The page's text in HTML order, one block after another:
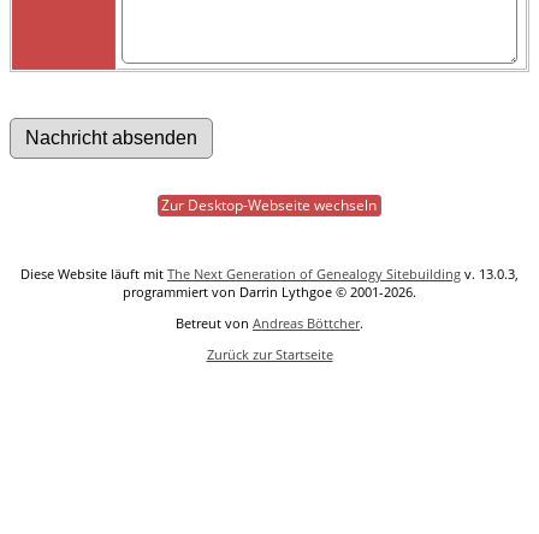
Zur Desktop-Webseite wechseln
Diese Website läuft mit The Next Generation of Genealogy Sitebuilding v. 13.0.3,
programmiert von Darrin Lythgoe © 2001-2026.
Betreut von Andreas Böttcher.
Zurück zur Startseite